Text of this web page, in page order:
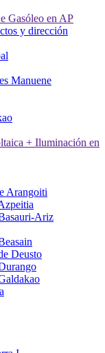
Gasóleo en AP
y dirección
Manuene
+ Iluminación en
Arangoiti
Ariz
Deusto